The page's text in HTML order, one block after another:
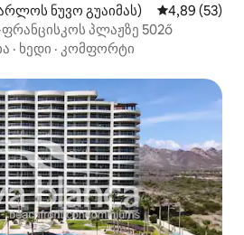
ნუვო გუაიმას) საშუალო
4,89 (53)
პლაჟზე 502ő
· ხედი · კომფორტი